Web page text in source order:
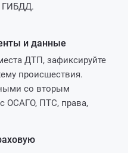
ГИБДД.
и данные
ДТП, зафиксируйте
происшествия.
со вторым
ОСАГО, ПТС, права,